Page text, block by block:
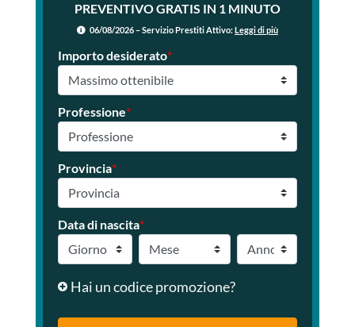
PREVENTIVO GRATIS IN 1 MINUTO
06/08/2026 – Servizio Prestiti Attivo:Leggi di più
Importo desiderato*
Professione*
Provincia*
Data di nascita*
Hai un codice promozione?